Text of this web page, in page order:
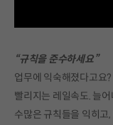
“규칙을 준수하세요”
업무에 익숙해졌다고요
빨리지는 레일속도. 늘
수많은 규칙들을 익히고